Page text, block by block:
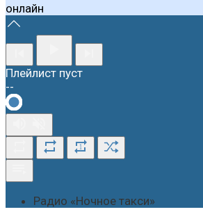
онлайн
Плейлист пуст
--
1
Радио «Ночное такси»